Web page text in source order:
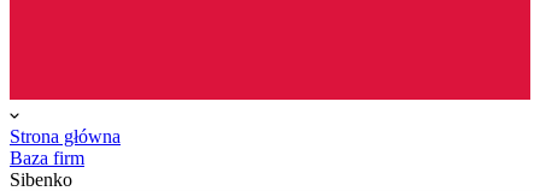
Strona główna
Baza firm
Sibenko